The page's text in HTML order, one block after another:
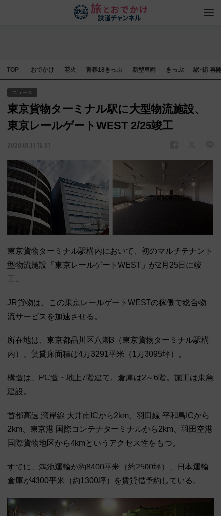
TOP おでかけ 花火 青春18きっぷ 新型車両 きっぷ 駅･街 再
ニュース
東京貨物ターミナル駅に大型物流施設、
東京レールゲートWEST 2/25竣工
2020.01.17 15:01
東京貨物ターミナル駅構内において、初のマルチテナント
型物流施設「東京レールゲートWEST」が2月25日に竣
工。
JR貨物は、この東京レールゲートWESTの稼働で総合物
流サービスを加速させる。
所在地は、東京都品川区八潮3（東京貨物ターミナル駅構
内）、賃貸床面積は4万3291平米（1万3095坪）。
構造は、PC造・地上7階建て。倉庫は2～6階。施工は東急
建設。
首都高速 湾岸線 大井南ICから2km、羽田線 平和島ICから
2km、東京港 国際コンテナターミナルから2km、羽田空港
国際貨物地区から4kmというアクセス性をもつ。
すでに、鴻池運輸が約8400平米（約2500坪）、日本運輸
倉庫が4300平米（約1300坪）を賃貸借予約している。